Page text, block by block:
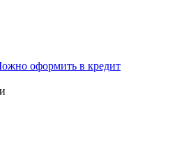
оформить в кредит